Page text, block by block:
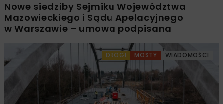
Nowe siedziby Sejmiku Województwa
Mazowieckiego i Sądu Apelacyjnego
w Warszawie – umowa podpisana
DROGI MOSTY WIADOMOŚCI